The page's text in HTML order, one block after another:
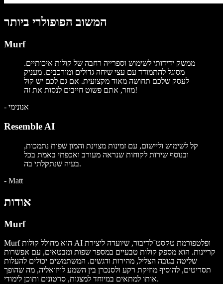
המשוב הפופולרי ביותר
Murf
ממשק ידידותי לשימוש וספרייה רחבה של קולות איכותיים.
מסוגל להתמודד עם עצי שיחה גדולים ומורכבים. מעניק
לעסק שלכם תחושה מאוד מקצועית. אם גם לכם יש קול
מוזר, אתם פשוט חייבים לנסות את זה!
- אנונימי
Resemble AI
קל לשימוש וליישום, עם זמינות מצוינת והמון שפות נתמכות,
ובנוסף שירות לקוחות שנראה מעורב ואכפתי באמת בכל
בעיה שנתקלתי בה.
- Matt
אודות
Murf
Murf הוא מחולל קולות AI ופלטפורמת טקסט־לדיבור, שיועדה ליצירת
קריינות. הוא מספק קולות טבעיים במספר שפות ומבטאים, עם אפשרות
שליטה בגובה הצליל, מהירות ודגשים. המשתמשים יכולים להעלות
תסריטים, להוסיף מוזיקת רקע ולסנכרן בין השמע לויזואליה, מה שהופך
אותו למתאים במיוחד למצגות, סרטונים ותוכן לימודי.